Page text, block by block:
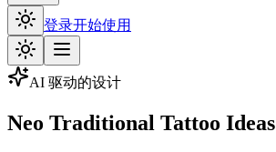
登录开始使用
AI 驱动的设计
Neo Traditional Tattoo Ideas